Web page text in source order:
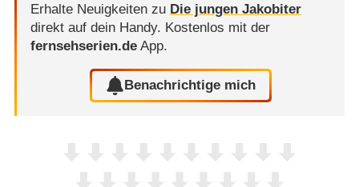
Erhalte Neuigkeiten zu Die jungen Jakobiter
direkt auf dein Handy. Kostenlos mit der
fernsehserien.deApp.
Benachrichtige mich